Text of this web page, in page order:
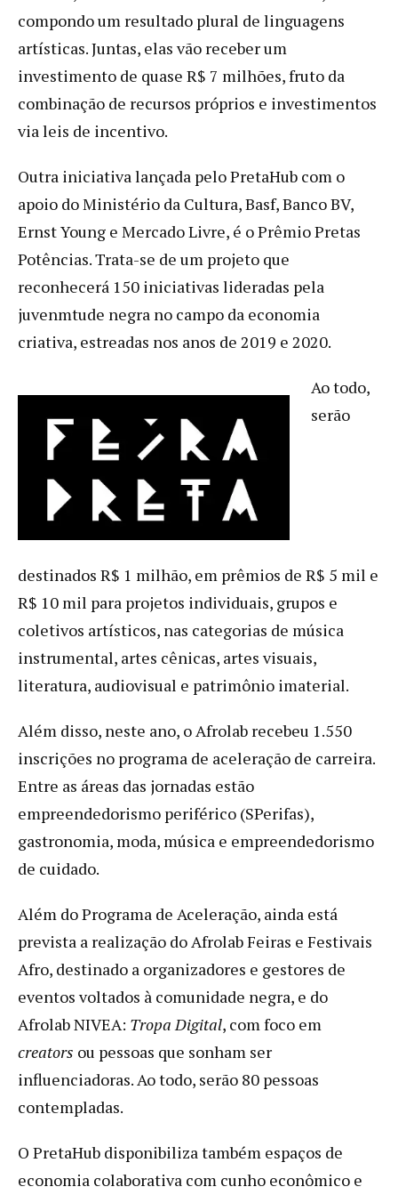
compondo um resultado plural de linguagens
artísticas. Juntas, elas vão receber um
investimento de quase R$ 7 milhões, fruto da
combinação de recursos próprios e investimentos
via leis de incentivo.
Outra iniciativa lançada pelo PretaHub com o
apoio do Ministério da Cultura, Basf, Banco BV,
Ernst Young e Mercado Livre, é o Prêmio Pretas
Potências. Trata-se de um projeto que
reconhecerá 150 iniciativas lideradas pela
juvenmtude negra no campo da economia
criativa, estreadas nos anos de 2019 e 2020.
Ao todo,
serão
destinados R$ 1 milhão, em prêmios de R$ 5 mil e
R$ 10 mil para projetos individuais, grupos e
coletivos artísticos, nas categorias de música
instrumental, artes cênicas, artes visuais,
literatura, audiovisual e patrimônio imaterial.
Além disso, neste ano, o Afrolab recebeu 1.550
inscrições no programa de aceleração de carreira.
Entre as áreas das jornadas estão
empreendedorismo periférico (SPerifas),
gastronomia, moda, música e empreendedorismo
de cuidado.
Além do Programa de Aceleração, ainda está
prevista a realização do Afrolab Feiras e Festivais
Afro, destinado a organizadores e gestores de
eventos voltados à comunidade negra, e do
Afrolab NIVEA: Tropa Digital, com foco em
creators ou pessoas que sonham ser
influenciadoras. Ao todo, serão 80 pessoas
contempladas.
O PretaHub disponibiliza também espaços de
economia colaborativa com cunho econômico e